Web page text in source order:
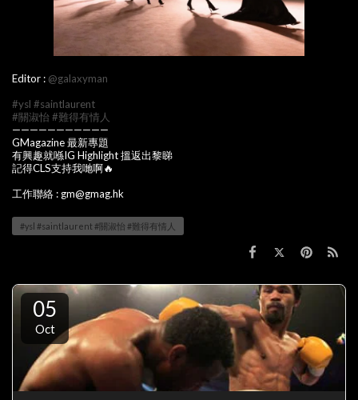
Editor : @galaxyman
#ysl #saintlaurent
#關淑怡#難得有情人
———————————
GMagazine 最新專題
有興趣就喺IG Highlight 搵返出黎睇
記得CLS支持我哋啊🔥
工作聯絡 : gm@gmag.hk
#ysl #saintlaurent #關淑怡 #難得有情人
05
Oct